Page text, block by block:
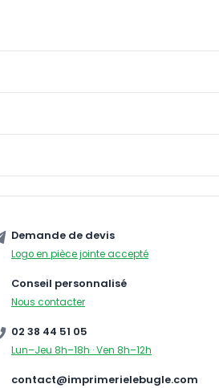
Demande de devis
Logo en pièce jointe accepté
Conseil personnalisé
Nous contacter
02 38 44 51 05
Lun–Jeu 8h–18h · Ven 8h–12h
contact@imprimerielebugle.com